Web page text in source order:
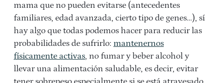
mama que no pueden evitarse (antecedentes
familiares, edad avanzada, cierto tipo de genes…), sí
hay algo que todas podemos hacer para reducir las
probabilidades de sufrirlo: mantenernos
físicamente activas, no fumar y beber alcohol y
llevar una alimentación saludable, es decir, evitar